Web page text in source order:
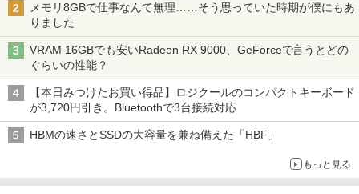
￥30,030
ー＞ [雑誌]
￥1,689
メモリ8GBで仕事なんて無理……そう思っていた時期が僕にもあ
りました
VRAM 16GBでも安いRadeon RX 9000、GeForceで言うとどの
ぐらいの性能？
【本日みつけたお買い得品】ロジクールのコンパクトキーボード
が3,720円引き。Bluetoothで3台接続対応
HBMの速さとSSDの大容量を兼ね備えた「HBF」
もっと見る